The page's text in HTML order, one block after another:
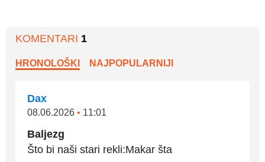
KOMENTARI 1
HRONOLOŠKI NAJPOPULARNIJI
Dax
08.06.2026 • 11:01
Baljezg
Što bi naši stari rekli:Makar šta